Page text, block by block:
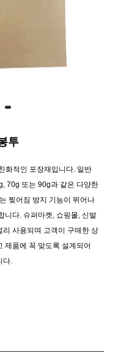
투
화적인 포장재입니다. 일반
70g 또는 90g과 같은 다양한
찢어짐 방지 기능이 뛰어나
니다. 슈퍼마켓, 쇼핑몰, 신발
리 사용되며 고객이 구매한 상
제품에 꼭 맞도록 설계되어
다.